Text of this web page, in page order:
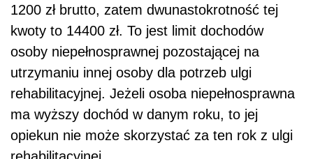
1200 zł brutto, zatem dwunastokrotność tej
kwoty to 14400 zł. To jest limit dochodów
osoby niepełnosprawnej pozostającej na
utrzymaniu innej osoby dla potrzeb ulgi
rehabilitacyjnej. Jeżeli osoba niepełnosprawna
ma wyższy dochód w danym roku, to jej
opiekun nie może skorzystać za ten rok z ulgi